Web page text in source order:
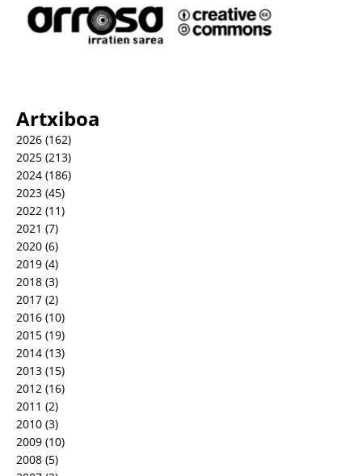
Artxiboa
2026 (162)
2025 (213)
2024 (186)
2023 (45)
2022 (11)
2021 (7)
2020 (6)
2019 (4)
2018 (3)
2017 (2)
2016 (10)
2015 (19)
2014 (13)
2013 (15)
2012 (16)
2011 (2)
2010 (3)
2009 (10)
2008 (5)